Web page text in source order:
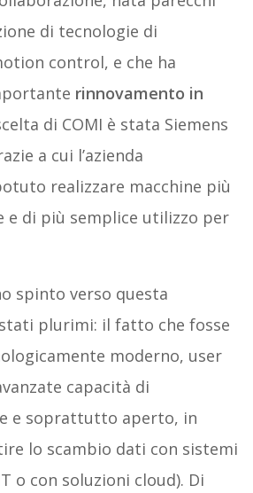
di tecnologie di
control, e che ha
rinnovamento in
di COMI è stata Siemens
a cui l’azienda
realizzare macchine più
e di più semplice utilizzo per
spinto verso questa
plurimi: il fatto che fosse
moderno, user
capacità di
e soprattutto aperto, in
lo scambio dati con sistemi
o con soluzioni cloud). Di